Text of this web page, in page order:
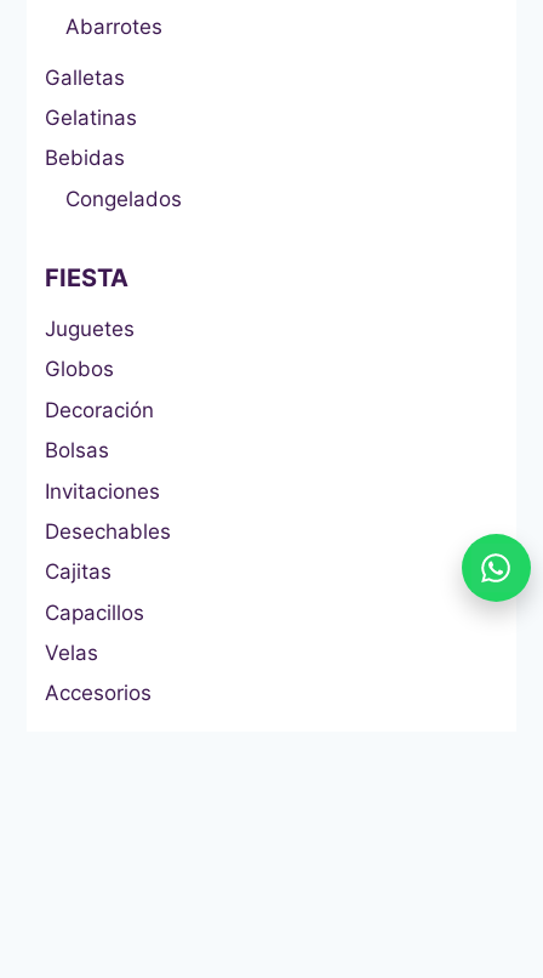
Abarrotes
Galletas
Gelatinas
Bebidas
Congelados
FIESTA
Juguetes
Globos
Decoración
Bolsas
Invitaciones
Desechables
Cajitas
Capacillos
Velas
Accesorios